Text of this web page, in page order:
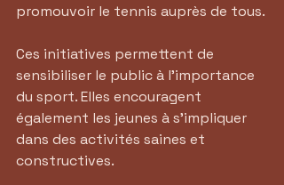
promouvoir le tennis auprès de tous.
Ces initiatives permettent de
sensibiliser le public à l'importance
du sport. Elles encouragent
également les jeunes à s'impliquer
dans des activités saines et
constructives.